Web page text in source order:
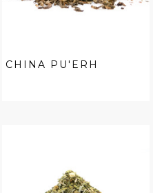
CHINA PU'ERH